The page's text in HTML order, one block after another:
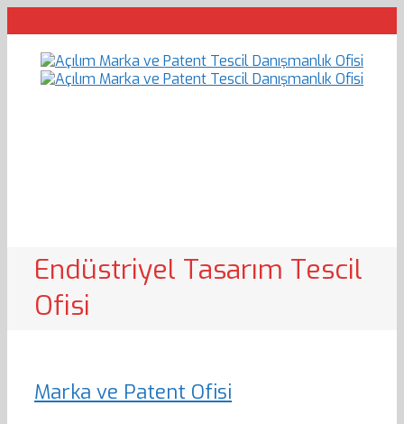
Endüstriyel Tasarım Tescil
Ofisi
Marka ve Patent Ofisi